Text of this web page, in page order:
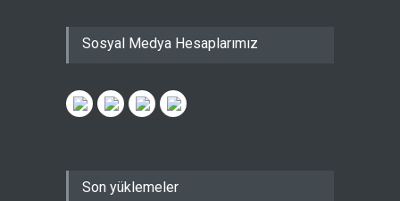
Sosyal Medya Hesaplarımız
Son yüklemeler